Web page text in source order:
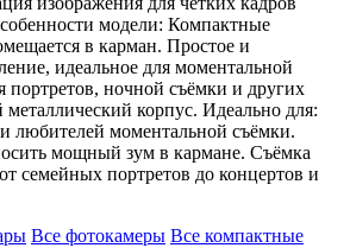
модели: Компактные
в карман. Простое и
идеальное для моментальной
ночной съёмки и других
корпус. Идеально для:
любителей моментальной съёмки.
мощный зум в кармане. Съёмка
семейных портретов до концертов и
Все фотокамеры Все компактные